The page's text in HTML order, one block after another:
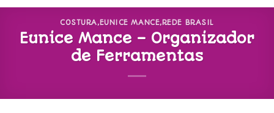
COSTURA, EUNICE MANCE,REDE BRASIL
Eunice Mance – Organizador
de Ferramentas